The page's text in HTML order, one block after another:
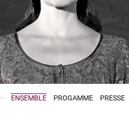
ENSEMBLE PROGAMME PRESSE